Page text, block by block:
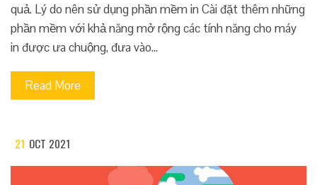
quả. Lý do nên sử dụng phần mềm in Cài đặt thêm những
phần mềm với khả năng mở rộng các tính năng cho máy
in được ưa chuộng, đưa vào…
Read More
21 OCT 2021